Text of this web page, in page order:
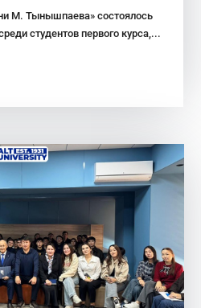
М. Тынышпаева» состоялось
студентов первого курса,...